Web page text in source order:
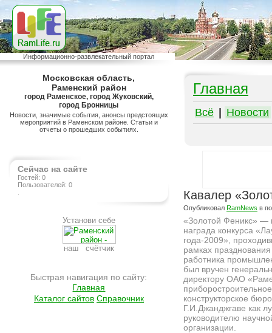
Информационно-развлекательный портал
Московская область,
Раменский район
город Раменское, город Жуковский,
город Бронницы
Новости, значимые события, анонсы предстоящих
мероприятий в Раменском районе. Статьи и
отчеты о прошедших событиях.
Сейчас на сайте
Гостей: 0
Пользователей: 0
Установи себе
наш счётчик
Быстрая навигация по сайту:
Главная
Каталог сайтов Справочник
Главная
Всё Новости
Кавалер
Опубликовал RamNews в
«Золотой Феникс» —
награда конкурса
года-2009»,
рамках
работника
был вручен
директору ОАО
приборостроительное
конструкторское
Г.И.Джанджгаве как
руководителю
организации.